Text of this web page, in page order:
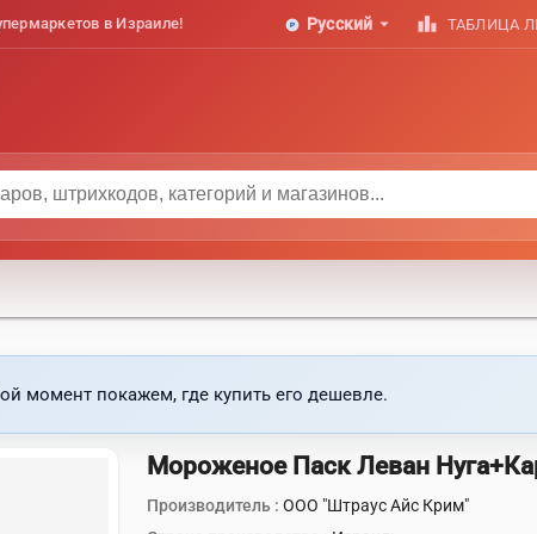
в Израиле! Русский arrow_drop_down leaderboard ТАБЛИЦА
момент покажем, где купить его дешевле.
Мороженое Паск Леван
Производитель :ООО "Штраус Айс Крим"